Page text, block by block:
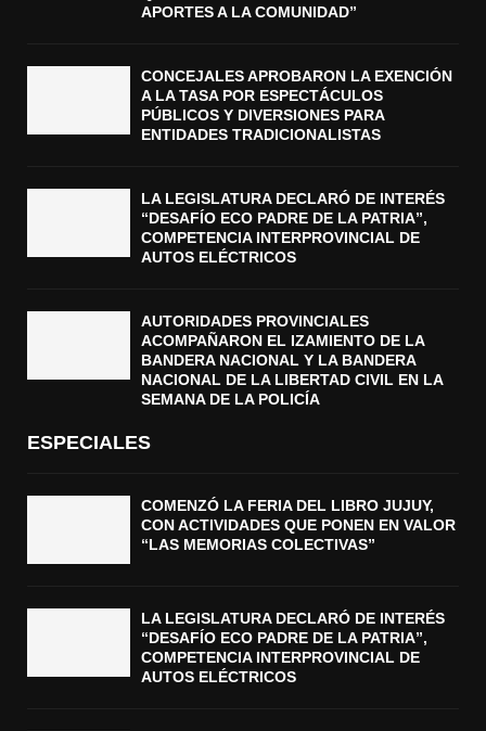
APORTES A LA COMUNIDAD”
CONCEJALES APROBARON LA EXENCIÓN
A LA TASA POR ESPECTÁCULOS
PÚBLICOS Y DIVERSIONES PARA
ENTIDADES TRADICIONALISTAS
LA LEGISLATURA DECLARÓ DE INTERÉS
“DESAFÍO ECO PADRE DE LA PATRIA”,
COMPETENCIA INTERPROVINCIAL DE
AUTOS ELÉCTRICOS
AUTORIDADES PROVINCIALES
ACOMPAÑARON EL IZAMIENTO DE LA
BANDERA NACIONAL Y LA BANDERA
NACIONAL DE LA LIBERTAD CIVIL EN LA
SEMANA DE LA POLICÍA
ESPECIALES
COMENZÓ LA FERIA DEL LIBRO JUJUY,
CON ACTIVIDADES QUE PONEN EN VALOR
“LAS MEMORIAS COLECTIVAS”
LA LEGISLATURA DECLARÓ DE INTERÉS
“DESAFÍO ECO PADRE DE LA PATRIA”,
COMPETENCIA INTERPROVINCIAL DE
AUTOS ELÉCTRICOS